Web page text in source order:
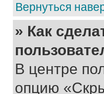
Вернуться
» Как
В центре
опцию